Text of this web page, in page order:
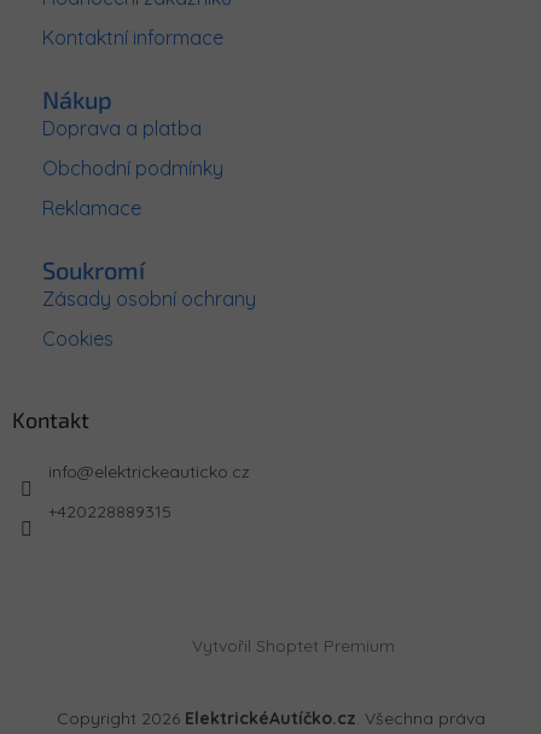
Kontaktní informace
Nákup
Doprava a platba
Obchodní podmínky
Reklamace
Soukromí
Zásady osobní ochrany
Cookies
Kontakt
info@elektrickeauticko.cz
+420228889315
Vytvořil Shoptet Premium
Copyright 2026 ElektrickéAutíčko.cz. Všechna práva